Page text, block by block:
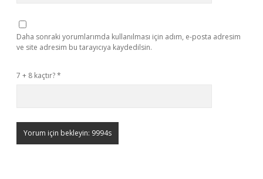
Daha sonraki yorumlarımda kullanılması için adım, e-posta adresim
ve site adresim bu tarayıcıya kaydedilsin.
7 + 8 kaçtır?*